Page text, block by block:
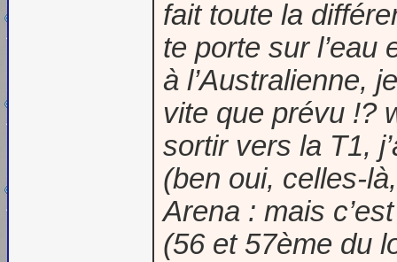
fait toute la
te porte sur l’eau
à l’Australienne,
vite que prévu !?
sortir vers la T1,
(ben oui, celles-
Arena : mais
(56 et 57ème du